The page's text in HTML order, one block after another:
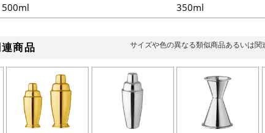
500ml
350ml
商品 サイズや色の異なる類似商品あるいは